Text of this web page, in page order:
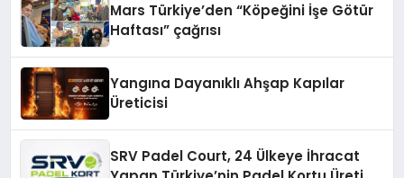
Mars Türkiye’den “Köpeğini İşe Götür
Haftası” çağrısı
Yangına Dayanıklı Ahşap Kapılar
Üreticisi
SRV Padel Court, 24 Ülkeye İhracat